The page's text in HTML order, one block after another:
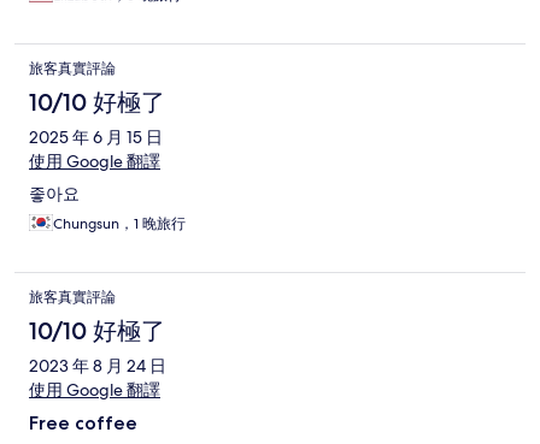
旅客真實評論
10/10 好極了
2025 年 6 月 15 日
使用 Google 翻譯
좋아요
Chungsun，1 晚旅行
旅客真實評論
10/10 好極了
2023 年 8 月 24 日
使用 Google 翻譯
Free coffee